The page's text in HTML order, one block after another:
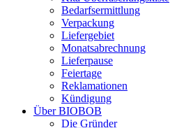
Bedarfsermittlung
Verpackung
Liefergebiet
Monatsabrechnung
Lieferpause
Feiertage
Reklamationen
Kündigung
Über BIOBOB
Die Gründer